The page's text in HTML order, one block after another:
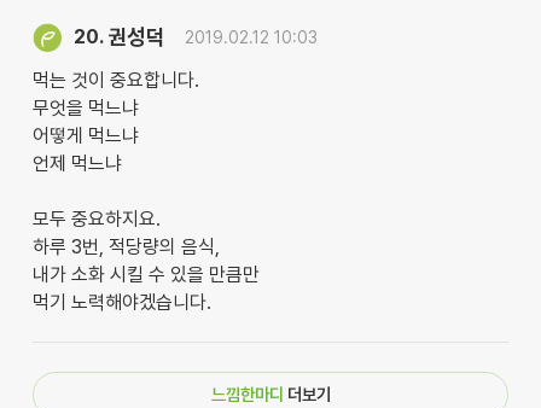
20. 권성덕 2019.02.12 10:03
먹는 것이 중요합니다.
무엇을 먹느냐
어떻게 먹느냐
언제 먹느냐
모두 중요하지요.
하루 3번, 적당량의 음식,
내가 소화 시킬 수 있을 만큼만
먹기 노력해야겠습니다.
느낌한마디 더보기